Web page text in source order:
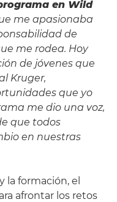
en Wild
me apasionaba
de
me rodea. Hoy
de jóvenes que
Kruger,
que yo
me dio una voz,
que todos
en nuestras
la formación, el
afrontar los retos